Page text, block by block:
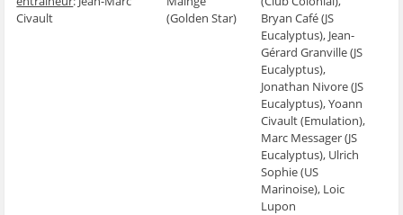
Civault
(Golden Star)
Bryan Café (JS
Eucalyptus), Jean-
Gérard Granville (JS
Eucalyptus),
Jonathan Nivore (JS
Eucalyptus), Yoann
Civault (Emulation),
Marc Messager (JS
Eucalyptus), Ulrich
Sophie (US
Marinoise), Loic
Lupon